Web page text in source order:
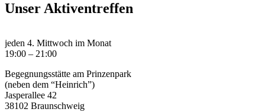
Unser Aktiventreffen
jeden 4. Mittwoch im Monat
19:00 – 21:00
Begegnungsstätte am Prinzenpark
(neben dem “Heinrich”)
Jasperallee 42
38102 Braunschweig